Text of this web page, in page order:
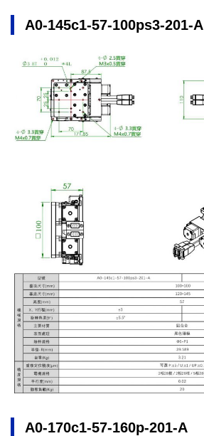
A0-145c1-57-100ps3-201-A
A0-170c1-57-160p-201-A